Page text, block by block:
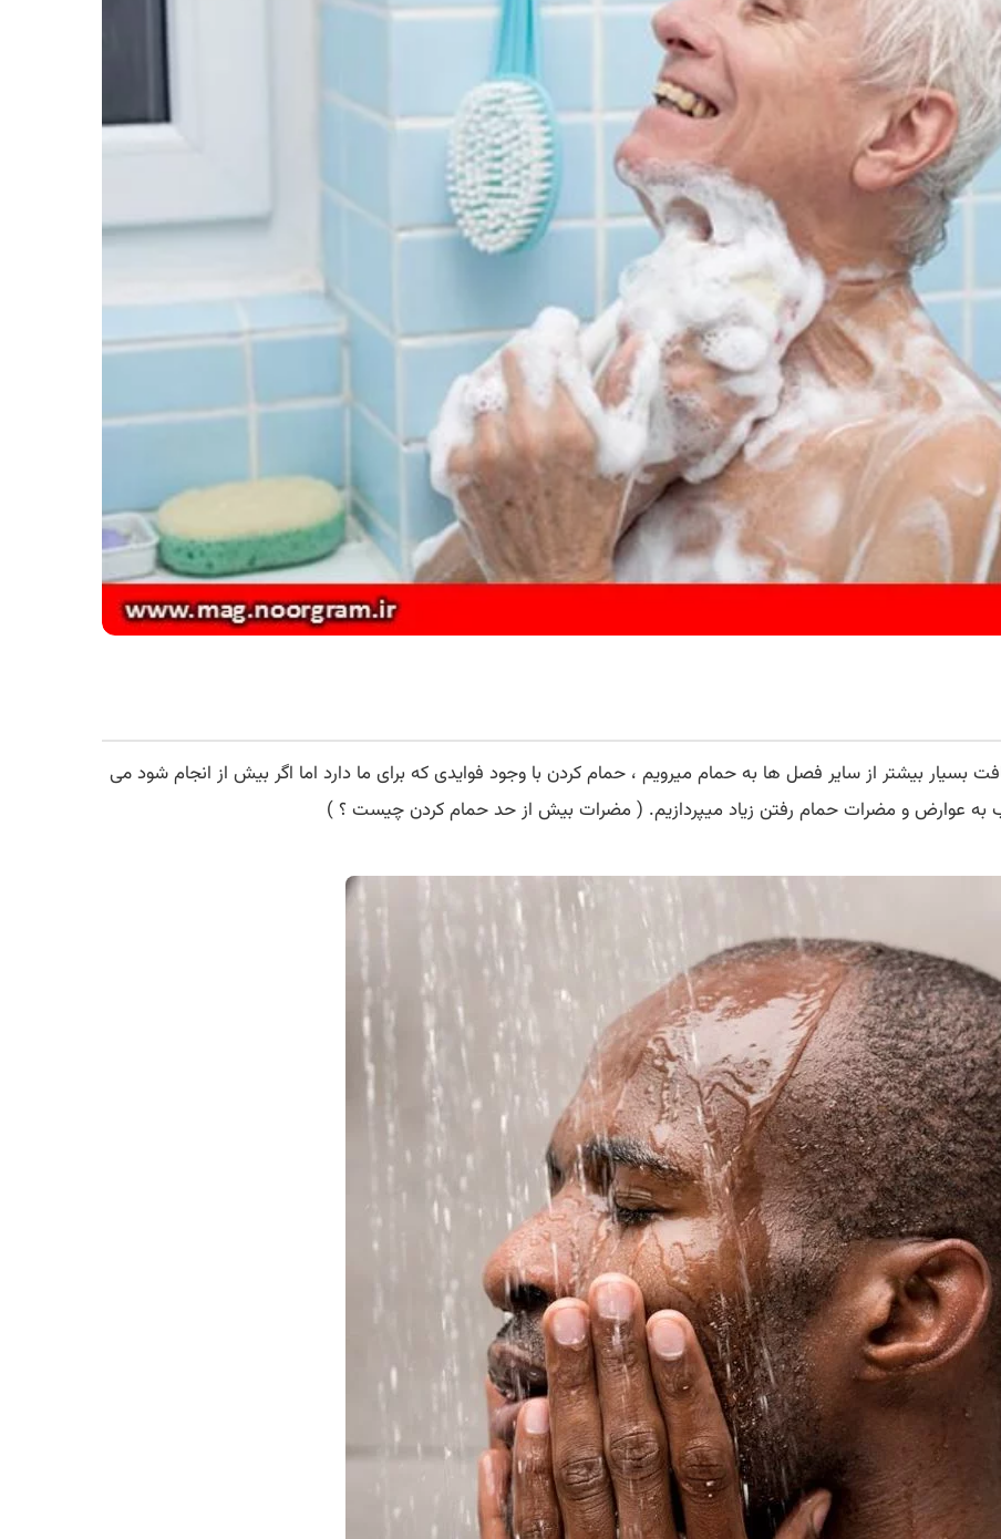
بسیار بیشتر از سایر فصل ها به حمام میرویم ، حمام کردن با وجود فوایدی که برای ما دارد اما اگر بیش از انجام شود می
به عوارض و مضرات حمام رفتن زیاد میپردازیم. ( مضرات بیش از حد حمام کردن چیست ؟ )